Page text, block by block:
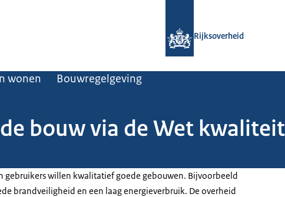
Rijksoverheid
wonen Bouwregelgeving
bouw via de Wet
gebruikers willen kwalitatief goede gebouwen. Bijvoorbeeld
brandveiligheid en een laag energieverbruik. De overheid